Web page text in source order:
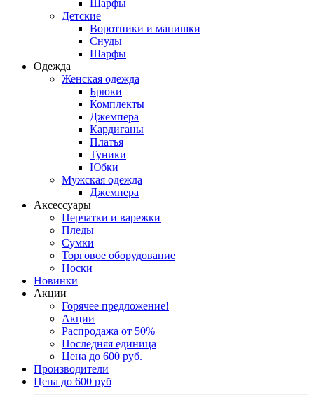
Шарфы
Детские
Воротники и манишки
Снуды
Шарфы
Одежда
Женская одежда
Брюки
Комплекты
Джемпера
Кардиганы
Платья
Туники
Юбки
Мужская одежда
Джемпера
Аксессуары
Перчатки и варежки
Пледы
Сумки
Торговое оборудование
Носки
Новинки
Акции
Горячее предложение!
Акции
Распродажа от 50%
Последняя единица
Цена до 600 руб.
Производители
Цена до 600 руб